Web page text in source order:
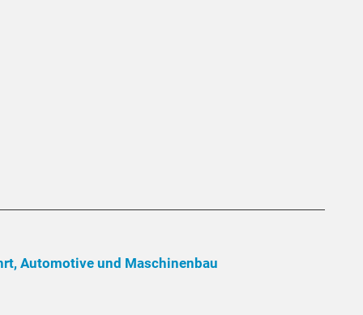
Automotive und Maschinenbau